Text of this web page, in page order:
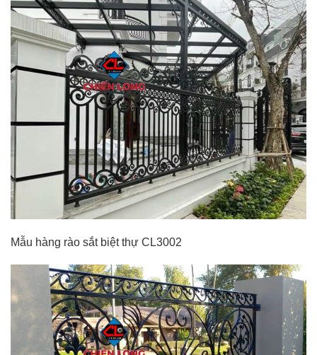
Mẫu hàng rào sắt biệt thự CL3002